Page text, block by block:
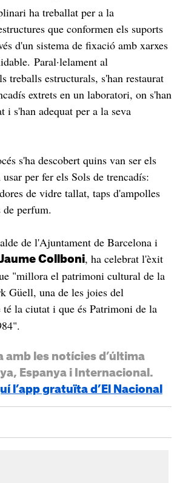
ha treballat per a la
que conformen els suports
d'un sistema de fixació amb xarxes
Paral·lelament al
treballs estructurals, s'han restaurat
extrets en un laboratori, on s'han
i s'han adequat per a la seva
s'ha descobert quins van ser els
per fer els Sols de trencadís:
de vidre tallat, taps d'ampolles
perfum.
de l'Ajuntament de Barcelona i
Jaume Collboni, ha celebrat l'èxit
"millora el patrimoni cultural de la
Güell, una de les joies del
la ciutat i que és Patrimoni de la
amb les notícies d’última
Espanya i Internacional.
l’app gratuïta d’El Nacional